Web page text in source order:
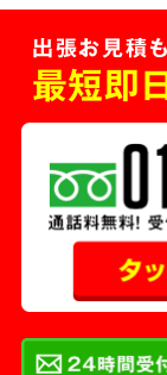
出張お見積
最短即